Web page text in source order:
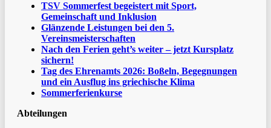
TSV Sommerfest begeistert mit Sport,
Gemeinschaft und Inklusion
Glänzende Leistungen bei den 5.
Vereinsmeisterschaften
Nach den Ferien geht’s weiter – jetzt Kursplatz
sichern!
Tag des Ehrenamts 2026: Boßeln, Begegnungen
und ein Ausflug ins griechische Klima
Sommerferienkurse
Abteilungen